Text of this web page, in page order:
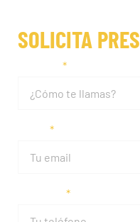
SOLICITA